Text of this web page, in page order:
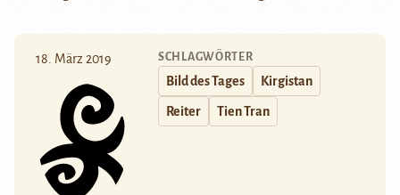
18. März 2019 SCHLAGWÖRTER
Bild des Tages Kirgistan
Reiter Tien Tran